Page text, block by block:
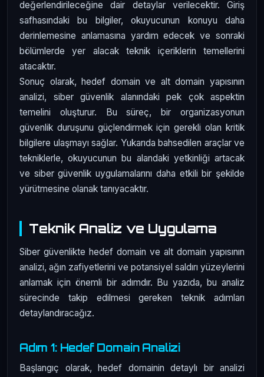
değerlendirileceğine dair detaylar verilecektir. Giriş
safhasındaki bu bilgiler, okuyucunun konuyu daha
derinlemesine anlamasına yardım edecek ve sonraki
bölümlerde yer alacak teknik içeriklerin temellerini
atacaktır.
Sonuç olarak, hedef domain ve alt domain yapısının
analizi, siber güvenlik alanındaki pek çok aspektin
temelini oluşturur. Bu süreç, bir organizasyonun
güvenlik duruşunu güçlendirmek için gerekli olan kritik
bilgilere ulaşmayı sağlar. Yukarıda bahsedilen araçlar ve
tekniklerle, okuyucunun bu alandaki yetkinliği artacak
ve siber güvenlik uygulamalarını daha etkili bir şekilde
yürütmesine olanak tanıyacaktır.
Teknik Analiz ve Uygulama
Siber güvenlikte hedef domain ve alt domain yapısının
analizi, ağın zafiyetlerini ve potansiyel saldırı yüzeylerini
anlamak için önemli bir adımdır. Bu yazıda, bu analiz
sürecinde takip edilmesi gereken teknik adımları
detaylandıracağız.
Adım 1: Hedef Domain Analizi
Başlangıç olarak, hedef domainin detaylı bir analizi